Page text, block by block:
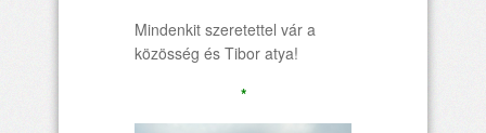
Mindenkit szeretettel vár a
közösség és Tibor atya!
*